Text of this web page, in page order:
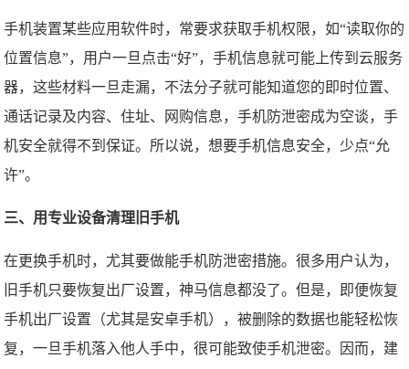
手机装置某些应用软件时，常要求获取手机权限，如“读取你的
位置信息”，用户一旦点击“好”，手机信息就可能上传到云服务
器，这些材料一旦走漏，不法分子就可能知道您的即时位置、
通话记录及内容、住址、网购信息，手机防泄密成为空谈，手
机安全就得不到保证。所以说，想要手机信息安全，少点“允
许”。
三、用专业设备清理旧手机
在更换手机时，尤其要做能手机防泄密措施。很多用户认为，
旧手机只要恢复出厂设置，神马信息都没了。但是，即便恢复
手机出厂设置（尤其是安卓手机），被删除的数据也能轻松恢
复，一旦手机落入他人手中，很可能致使手机泄密。因而，建